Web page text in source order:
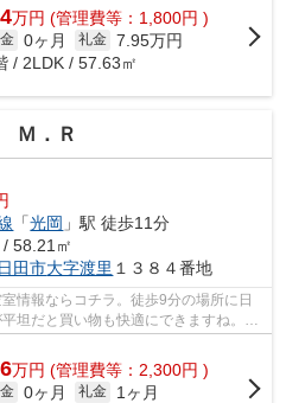
万円 (管理費等：1,800円 )
0ヶ月 礼金 7.95万円
/ 2LDK / 57.63㎡
Ｍ．Ｒ
「光岡 」駅 徒歩11分
58.21㎡
日田市大字渡里 １３８４番地
情報ならコチラ。徒歩9分の場所に日
坦だと買い物も快適にできますね。最
わ...
万円 (管理費等：2,300円 )
0ヶ月 礼金
1ヶ月